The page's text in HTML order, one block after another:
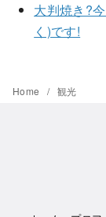
大判焼き?
く)です!
Home 観光